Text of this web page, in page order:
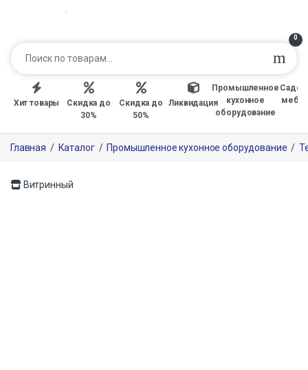
0
Хит товары
Скидка до
30%
Скидка до
50%
Ликвидация
Промышленное
кухонное
оборудование
Главная / Каталог / Промышленное кухонное оборудование /
Витринный